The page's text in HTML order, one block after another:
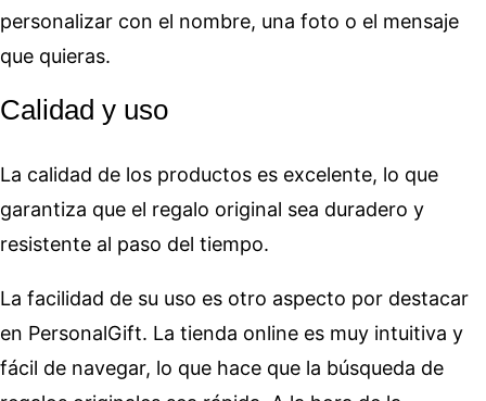
personalizar con el nombre, una foto o el mensaje
que quieras.
Calidad y uso
La calidad de los productos es excelente, lo que
garantiza que el regalo original sea duradero y
resistente al paso del tiempo.
La facilidad de su uso es otro aspecto por destacar
en PersonalGift. La tienda online es muy intuitiva y
fácil de navegar, lo que hace que la búsqueda de